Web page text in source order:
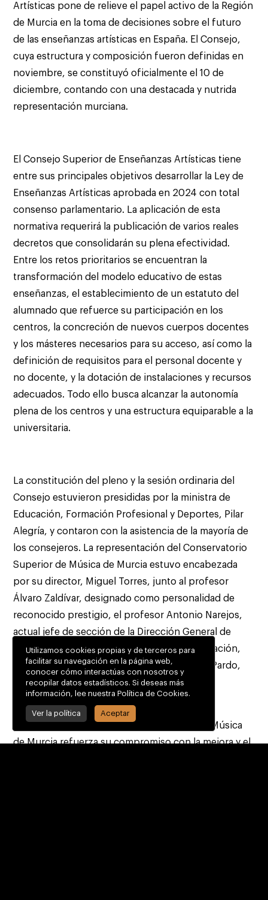
Utilizamos cookies propias y de terceros para
facilitar su navegación en la página web,
conocer cómo interactúas con nosotros y
recopilar datos estadísticos. Si deseas más
información, lee nuestra Política de Cookies.
Ver la política Aceptar
Artísticas pone de relieve el papel activo de la Región
de Murcia en la toma de decisiones sobre el futuro
de las enseñanzas artísticas en España. El Consejo,
cuya estructura y composición fueron definidas en
noviembre, se constituyó oficialmente el 10 de
diciembre, contando con una destacada y nutrida
representación murciana.
El Consejo Superior de Enseñanzas Artísticas tiene
entre sus principales objetivos desarrollar la Ley de
Enseñanzas Artísticas aprobada en 2024 con total
consenso parlamentario. La aplicación de esta
normativa requerirá la publicación de varios reales
decretos que consolidarán su plena efectividad.
Entre los retos prioritarios se encuentran la
transformación del modelo educativo de estas
enseñanzas, el establecimiento de un estatuto del
alumnado que refuerce su participación en los
centros, la concreción de nuevos cuerpos docentes
y los másteres necesarios para su acceso, así como la
definición de requisitos para el personal docente y
no docente, y la dotación de instalaciones y recursos
adecuados. Todo ello busca alcanzar la autonomía
plena de los centros y una estructura equiparable a la
universitaria.
La constitución del pleno y la sesión ordinaria del
Consejo estuvieron presididas por la ministra de
Educación, Formación Profesional y Deportes, Pilar
Alegría, y contaron con la asistencia de la mayoría de
los consejeros. La representación del Conservatorio
Superior de Música de Murcia estuvo encabezada
por su director, Miguel Torres, junto al profesor
Álvaro Zaldívar, designado como personalidad de
reconocido prestigio, el profesor Antonio Narejos,
actual jefe de sección de la Dirección General de
Enseñanzas Artísticas del Ministerio de Educación,
Formación Profesional y Deportes, y Natalia Pardo,
representante del sector de asociaciones de
alumnado.
La presencia del Conservatorio Superior de Música
de Murcia refuerza su compromiso con la mejora y el